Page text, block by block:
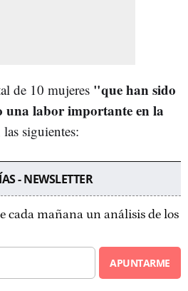
de 10 mujeres "que han sido
una labor importante en la
siguientes:
- NEWSLETTER
cada mañana un análisis de los
APUNTARME